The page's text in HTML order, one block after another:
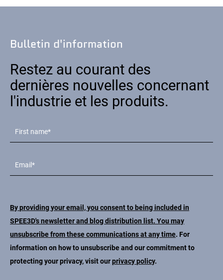
Bulletin d'information
Restez au courant des
dernières nouvelles concernant
l'industrie et les produits.
By providing your email, you consent to being included in
SPEE3D's newsletter and blog distribution list. You may
unsubscribe from these communications at any time. For
information on how to unsubscribe and our commitment to
protecting your privacy, visit ourprivacy policy.